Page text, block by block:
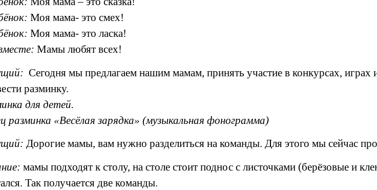
Моя мама- это смех!
Моя мама- это ласка!
Мамы любят всех!
Сегодня мы предлагаем нашим мамам, принять участие в конкурсах,
разминку.
для детей.
разминка «Весёлая зарядка» (музыкальная фонограмма)
Дорогие мамы, вам нужно разделиться на команды. Для этого мы сейчас
мамы подходят к столу, на столе стоит поднос с листочками (берёзовые и
Так получается две команды.